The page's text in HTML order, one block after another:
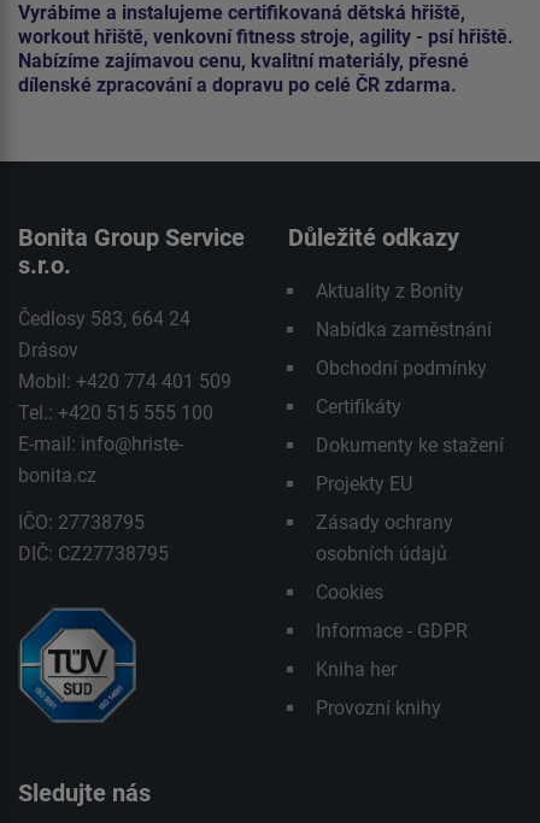
Vyrábíme a instalujeme certifikovaná dětská hřiště,
workout hřiště, venkovní fitness stroje, agility - psí hřiště.
Nabízíme zajímavou cenu, kvalitní materiály, přesné
dílenské zpracování a dopravu po celé ČR zdarma.
Bonita Group Service
s.r.o.
Čedlosy 583, 664 24
Drásov
Mobil: +420 774 401 509
Tel.: +420 515 555 100
E-mail: info@hriste-
bonita.cz
IČO: 27738795
DIČ: CZ27738795
Důležité odkazy
Aktuality z Bonity
Nabídka zaměstnání
Obchodní podmínky
Certifikáty
Dokumenty ke stažení
Projekty EU
Zásady ochrany
osobních údajů
Cookies
Informace - GDPR
Kniha her
Provozní knihy
Sledujte nás